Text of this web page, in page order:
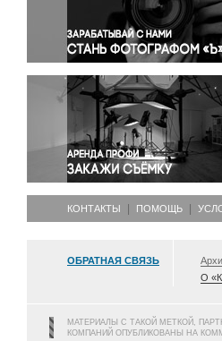
Правосудие
Происшествия и
Религия
Светская жизнь
Спорт
Экология
Экономика и бизнес
КОНТАКТЫ ПОМОЩЬ
ОБРАТНАЯ СВЯЗЬ
О
МАТЕРИАЛЫ С ТАКОЙ МЕТКОЙ,
КОМПАНИЙ ОПУБЛИКОВАНЫ НА